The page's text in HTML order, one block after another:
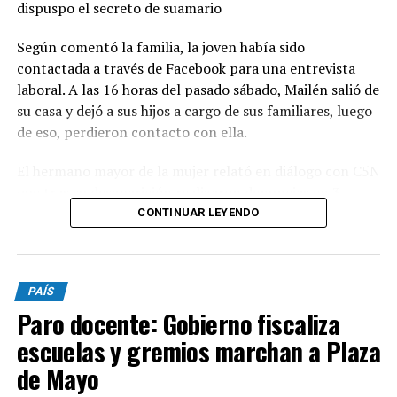
dispuspo el secreto de suamario
Según comentó la familia, la joven había sido
contactada a través de Facebook para una entrevista
laboral. A las 16 horas del pasado sábado, Mailén salió de
su casa y dejó a sus hijos a cargo de sus familiares, luego
de eso, perdieron contacto con ella.
comisarías pero, al no pasar las 24 horas, no fueron
Cuando fuimos y vimos a los serenos nos dimos cuenta
que había algo raro, empezamos a buscar y se fueron
corriendo. Llamamos a la policía y ahí la vieron", declaró
el familiar.
El domingo por la madrugada, los familiares se
presentaron en la comisaría, pero luego se retiraron
CONTINUAR LEYENDO
PAÍS
Paro docente: Gobierno fiscaliza
escuelas y gremios marchan a Plaza
de Mayo